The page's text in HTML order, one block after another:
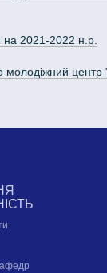
на 2021-2022 н.р.
центр